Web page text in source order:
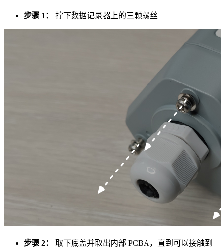
步骤 1： 拧下数据记录器上的三颗螺丝
步骤 2：
取下底盖并取出内部 PCBA，直到可以接触到